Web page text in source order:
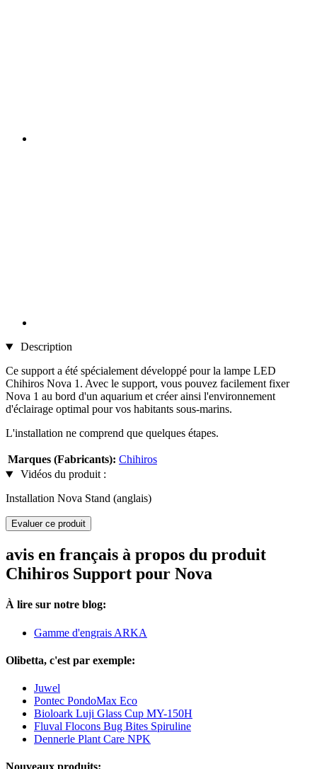
Description
Ce support a été spécialement développé pour la lampe LED
Chihiros Nova 1. Avec le support, vous pouvez facilement fixer
Nova 1 au bord d'un aquarium et créer ainsi l'environnement
d'éclairage optimal pour vos habitants sous-marins.
L'installation ne comprend que quelques étapes.
Marques (Fabricants): Chihiros
Vidéos du produit :
Installation Nova Stand (anglais)
Evaluer ce produit
avis en français à propos du produit
Chihiros Support pour Nova
À lire sur notre blog:
Gamme d'engrais ARKA
Olibetta, c'est par exemple:
Juwel
Pontec PondoMax Eco
Bioloark Luji Glass Cup MY-150H
Fluval Flocons Bug Bites Spiruline
Dennerle Plant Care NPK